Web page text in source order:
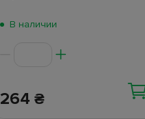
В наличии
264 ₴